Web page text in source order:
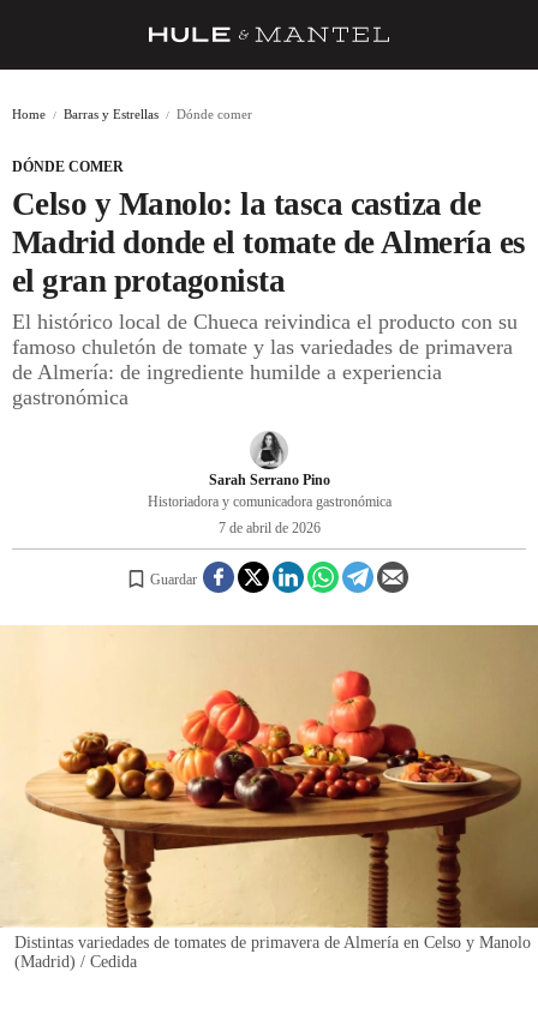
BARRAS Y ESTRELLAS
DÓNDE COMER
ÍDOLOS DE MESAS
CUADERNO DE VIAJE
Home Barras y Estrellas Dónde comer
DÓNDE COMER
Celso y Manolo: la tasca castiza de
Madrid donde el tomate de Almería es
el gran protagonista
El histórico local de Chueca reivindica el producto con su
famoso chuletón de tomate y las variedades de primavera
de Almería: de ingrediente humilde a experiencia
gastronómica
Sarah Serrano Pino
Historiadora y comunicadora gastronómica
7 de abril de 2026
Guardar
Distintas variedades de tomates de primavera de Almería en Celso y Manolo
(Madrid) / Cedida